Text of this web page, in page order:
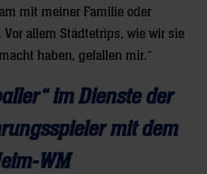
mit meiner Familie oder
allem Städtetrips, wie wir sie
haben, gefallen mir.“
im Dienste der
mit dem
WM